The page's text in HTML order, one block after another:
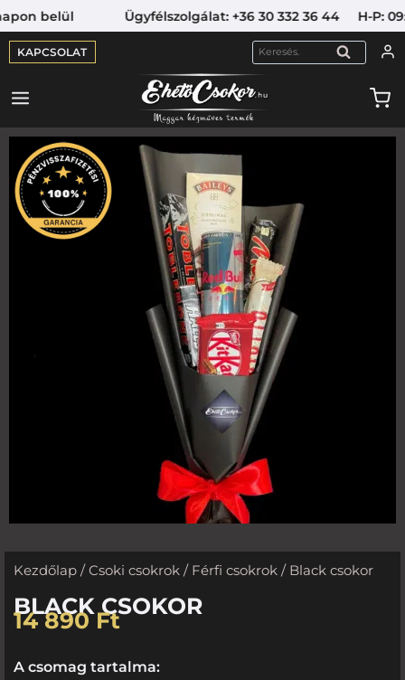
Ügyfélszolgálat: +36 30 332 36 44 H-P:
KAPCSOLAT KERESÉS
Kezdőlap /Csoki csokrok / Férfi csokrok / Black csokor
BLACK CSOKOR
14 890Ft
A csomag tartalma: